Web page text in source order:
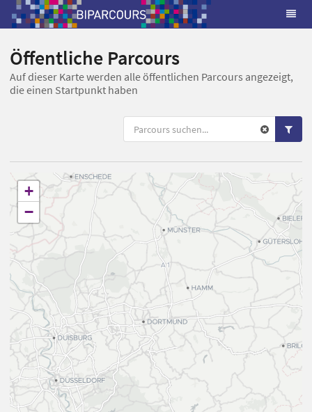
Öffentliche Parcours
Auf dieser Karte werden alle öffentlichen Parcours angezeigt,
die einen Startpunkt haben
+
−